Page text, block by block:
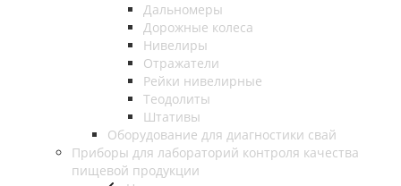
Дальномеры
Дорожные колеса
Нивелиры
Отражатели
Рейки нивелирные
Теодолиты
Штативы
Оборудование для диагностики свай
Приборы для лабораторий контроля качества
пищевой продукции